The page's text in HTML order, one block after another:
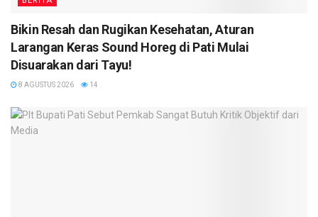
Bikin Resah dan Rugikan Kesehatan, Aturan
Larangan Keras Sound Horeg di Pati Mulai
Disuarakan dari Tayu!
8 AGUSTUS 2026 14